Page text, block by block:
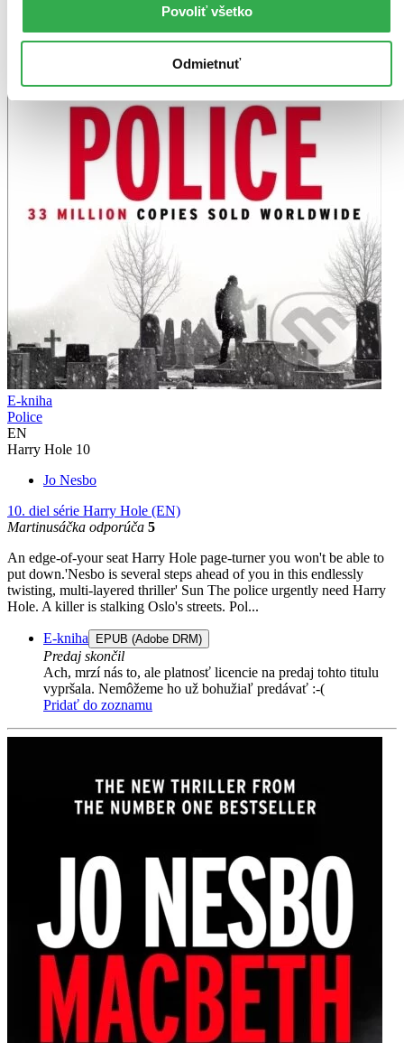
Povoliť všetko
Odmietnuť
E-kniha
Police
EN
Harry Hole 10
Jo Nesbo
10. diel série Harry Hole (EN)
Martinusáčka odporúča 5
An edge-of-your seat Harry Hole page-turner you won't be able to
put down.'Nesbo is several steps ahead of you in this endlessly
twisting, multi-layered thriller' Sun The police urgently need Harry
Hole. A killer is stalking Oslo's streets. Pol...
E-kniha EPUB (Adobe DRM)
Predaj skončil
Ach, mrzí nás to, ale platnosť licencie na predaj tohto titulu
vypršala. Nemôžeme ho už bohužiaľ predávať :-(
Pridať do zoznamu